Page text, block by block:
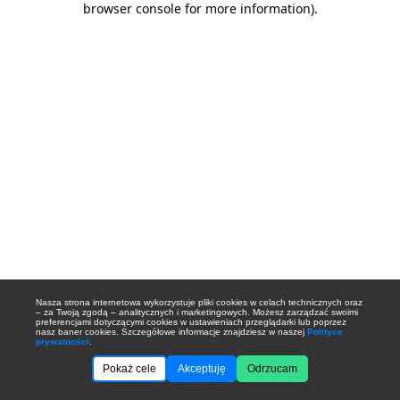
Nasza strona internetowa wykorzystuje pliki cookies w celach technicznych oraz
– za Twoją zgodą – analitycznych i marketingowych. Możesz zarządzać swoimi
preferencjami dotyczącymi cookies w ustawieniach przeglądarki lub poprzez
nasz baner cookies. Szczegółowe informacje znajdziesz w naszej Polityce
prywatności
Pokaż cele Akceptuję Odrzucam
browser console for more information).